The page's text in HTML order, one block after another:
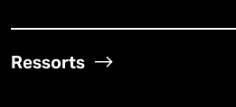
Ressorts